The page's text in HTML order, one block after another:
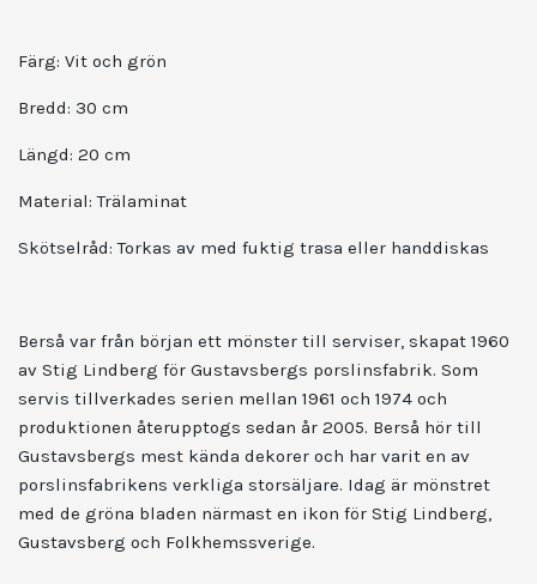
Färg: Vit och grön
Bredd: 30 cm
Längd: 20 cm
Material: Trälaminat
Skötselråd: Torkas av med fuktig trasa eller handdiskas
Berså var från början ett mönster till serviser, skapat 1960
av Stig Lindberg för Gustavsbergs porslinsfabrik. Som
servis tillverkades serien mellan 1961 och 1974 och
produktionen återupptogs sedan år 2005. Berså hör till
Gustavsbergs mest kända dekorer och har varit en av
porslinsfabrikens verkliga storsäljare. Idag är mönstret
med de gröna bladen närmast en ikon för Stig Lindberg,
Gustavsberg och Folkhemssverige.